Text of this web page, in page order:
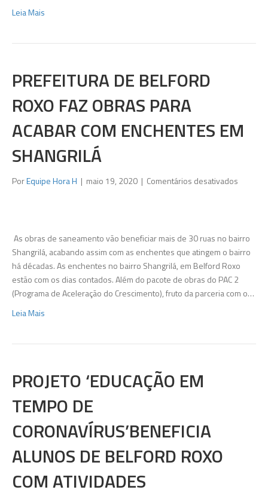
Leia Mais
PREFEITURA DE BELFORD
ROXO FAZ OBRAS PARA
ACABAR COM ENCHENTES EM
SHANGRILÁ
PorEquipe Hora H | maio 19, 2020 | Comentários desativados
Roxo
faz
obras
para
acabar
As obras de saneamento vão beneficiar mais de 30 ruas no bairro
Shangrilá, acabando assim com as enchentes que atingem o bairro
há décadas. As enchentes no bairro Shangrilá, em Belford Roxo
estão com os dias contados. Além do pacote de obras do PAC 2
(Programa de Aceleração do Crescimento), fruto da parceria com o…
Leia Mais
PROJETO ‘EDUCAÇÃO EM
TEMPO DE
CORONAVÍRUS’BENEFICIA
ALUNOS DE BELFORD ROXO
COM ATIVIDADES